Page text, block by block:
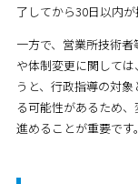
了してから30日以内が
一方で、営業所技術
や体制変更に関して
うと、行政指導の対
る可能性があるため
進めることが重要です。